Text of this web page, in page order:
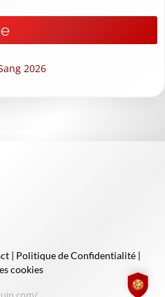
2026
| Politique de Confidentialité |
cookies